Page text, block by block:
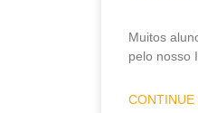
Muitos
pelo nosso
CONTINUE